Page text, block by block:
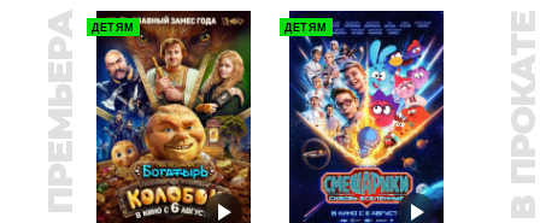
ПРЕМЬЕРА ДЕТЯМ ДЕТЯМ В